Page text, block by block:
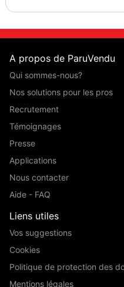
A propos de ParuVendu
Qui sommes-nous?
Nos solutions pour les pros
Recrutement
Témoignages
Presse
Applications
Nous contacter
Aide - FAQ
Liens utiles
Vos suggestions
Cookies
Politique de protection des
Mentions légales